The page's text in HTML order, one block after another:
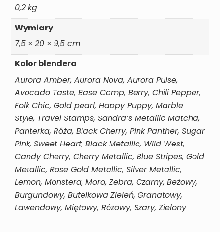
0,2 kg
Wymiary
7,5 × 20 × 9,5 cm
Kolor blendera
Aurora Amber, Aurora Nova, Aurora Pulse,
Avocado Taste, Base Camp, Berry, Chili Pepper,
Folk Chic, Gold pearl, Happy Puppy, Marble
Style, Travel Stamps, Sandra’s Metallic Matcha,
Panterka, Róża, Black Cherry, Pink Panther, Sugar
Pink, Sweet Heart, Black Metallic, Wild West,
Candy Cherry, Cherry Metallic, Blue Stripes, Gold
Metallic, Rose Gold Metallic, Silver Metallic,
Lemon, Monstera, Moro, Zebra, Czarny, Beżowy,
Burgundowy, Butelkowa Zieleń, Granatowy,
Lawendowy, Miętowy, Różowy, Szary, Zielony